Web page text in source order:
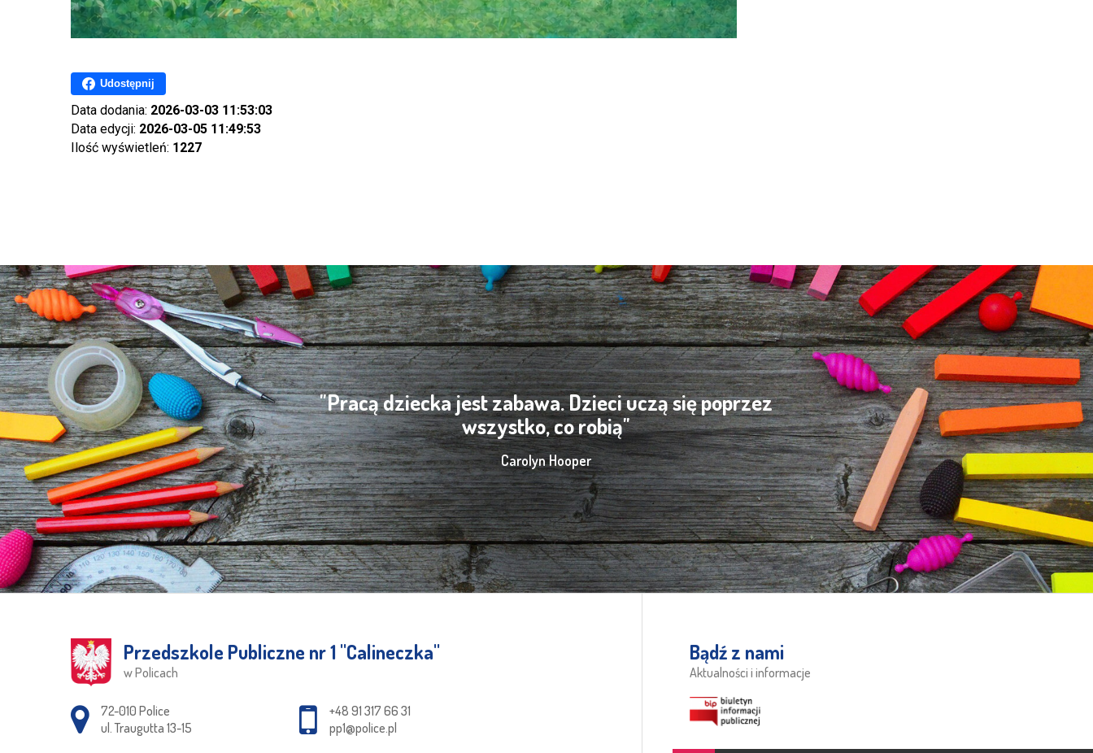
Udostępnij
Data dodania: 2026-03-03 11:53:03
Data edycji: 2026-03-05 11:49:53
Ilość wyświetleń: 1227
"Pracą dziecka jest zabawa. Dzieci uczą się poprzez
wszystko, co robią"
Carolyn Hooper
Przedszkole Publiczne nr 1 ''Calineczka''
w Policach
Adres pocztowy:
72-010 Police
ul. Traugutta 13-15
+48 91 317 66 31
pp1@police.pl
Bądź z nami
Aktualności i informacje